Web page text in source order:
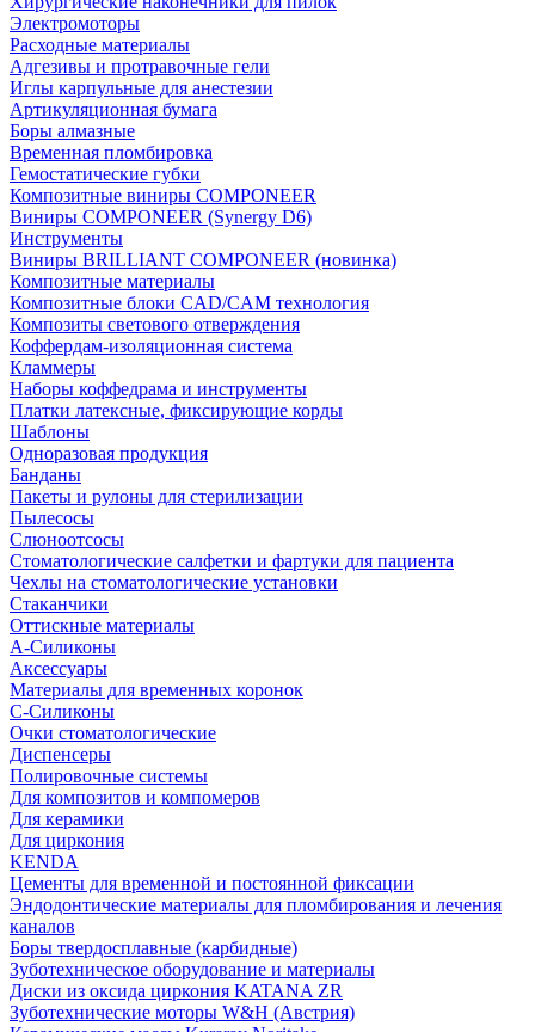
Электромоторы
Расходные материалы
Адгезивы и протравочные гели
Иглы карпульные для анестезии
Артикуляционная бумага
Боры алмазные
Временная пломбировка
Гемостатические губки
Композитные виниры COMPONEER
Виниры COMPONEER (Synergy D6)
Инструменты
Виниры BRILLIANT COMPONEER (новинка)
Композитные материалы
Композитные блоки CAD/СAM технология
Композиты светового отверждения
Коффердам-изоляционная система
Кламмеры
Наборы коффедрама и инструменты
Платки латексные, фиксирующие корды
Шаблоны
Одноразовая продукция
Банданы
Пакеты и рулоны для стерилизации
Пылесосы
Слюноотсосы
Стоматологические салфетки и фартуки для пациента
Чехлы на стоматологические установки
Стаканчики
Оттискные материалы
А-Силиконы
Аксессуары
Материалы для временных коронок
С-Силиконы
Очки стоматологические
Диспенсеры
Полировочные системы
Для композитов и компомеров
Для керамики
Для циркония
KENDA
Цементы для временной и постоянной фиксации
Эндодонтические материалы для пломбирования и лечения
каналов
Боры твердосплавные (карбидные)
Зуботехническое оборудование и материалы
Диски из оксида циркония KATANA ZR
Зуботехнические моторы W&H (Австрия)